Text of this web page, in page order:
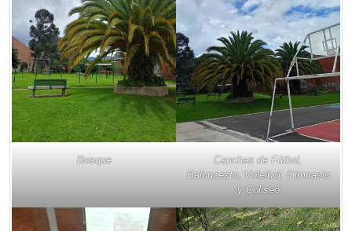
Bosque
Canchas de Fútbol,
Baloncesto, Voleibol, Gimnasio
y Coliseo